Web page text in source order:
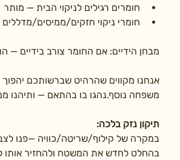
חומרים רגילים לניקוי הבית — מותר
חומרי ניקוי חזקים/ממיסים/
מבחן הידיים: אם החומר צורב בידיים —
אנחנו מקווים שהרהיט שברשותכם
משפחה נוסף.נהגו בו בהתאם — ותיהנו
תיקון נזק בלכה:
במקרה של קילוף/שריטה/כוויה —פנו
בהחלט לחדש את המשטח ולהחזיר אותו